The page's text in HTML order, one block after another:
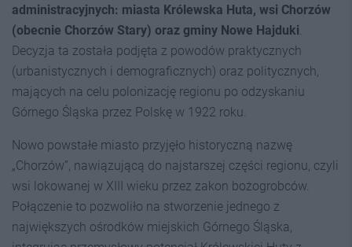
administracyjnych: miasta Królewska Huta, wsi Chorzów
(obecnie Chorzów Stary) oraz gminy Nowe Hajduki
Decyzja ta została podjęta z powodów praktycznych
(urbanistycznych i demograficznych) oraz politycznych,
mających na celu polonizację regionu po odzyskaniu
Górnego Śląska przez Polskę w 1922 roku.
Nowo powstałe miasto przyjęło historyczną nazwę
„Chorzów”, nawiązującą do najstarszej części regionu, czyli
wsi lokowanej w XIII wieku przez zakon bożogrobców.
Połączenie to pozwoliło na stworzenie jednego z
największych ośrodków miejskich Górnego Śląska,